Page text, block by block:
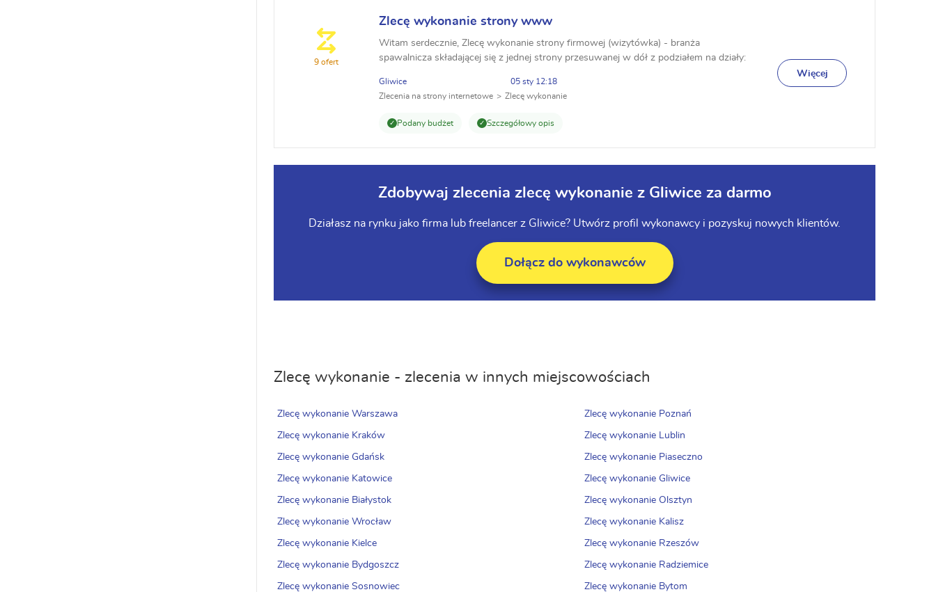
Zlecę wykonanie strony www
Witam serdecznie, Zlecę wykonanie strony firmowej (wizytówka) - branża
spawalnicza składającej się z jednej strony przesuwanej w dół z podziałem na działy:
Gliwice
05 sty 12:18
Zlecenia na strony internetowe
Zlecę wykonanie
Podany budżet Szczegółowy opis
9 ofert
Więcej
Zdobywaj zlecenia zlecę wykonanie z Gliwice za darmo
Działasz na rynku jako firma lub freelancer z Gliwice? Utwórz profil wykonawcy i pozyskuj nowych klientów.
Dołącz do wykonawców
Zlecę wykonanie - zlecenia w innych miejscowościach
Zlecę wykonanie Warszawa
Zlecę wykonanie Kraków
Zlecę wykonanie Gdańsk
Zlecę wykonanie Katowice
Zlecę wykonanie Białystok
Zlecę wykonanie Wrocław
Zlecę wykonanie Kielce
Zlecę wykonanie Bydgoszcz
Zlecę wykonanie Sosnowiec
Zlecę wykonanie Poznań
Zlecę wykonanie Lublin
Zlecę wykonanie Piaseczno
Zlecę wykonanie Gliwice
Zlecę wykonanie Olsztyn
Zlecę wykonanie Kalisz
Zlecę wykonanie Rzeszów
Zlecę wykonanie Radziemice
Zlecę wykonanie Bytom